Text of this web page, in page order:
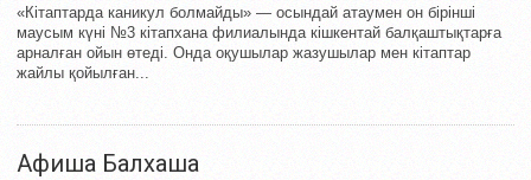
«Кітаптарда каникул болмайды» — осындай атаумен он бірінші
маусым күні №3 кітапхана филиалында кішкентай балқаштықтарға
арналған ойын өтеді. Онда оқушылар жазушылар мен кітаптар
жайлы қойылған...
Афиша Балхаша